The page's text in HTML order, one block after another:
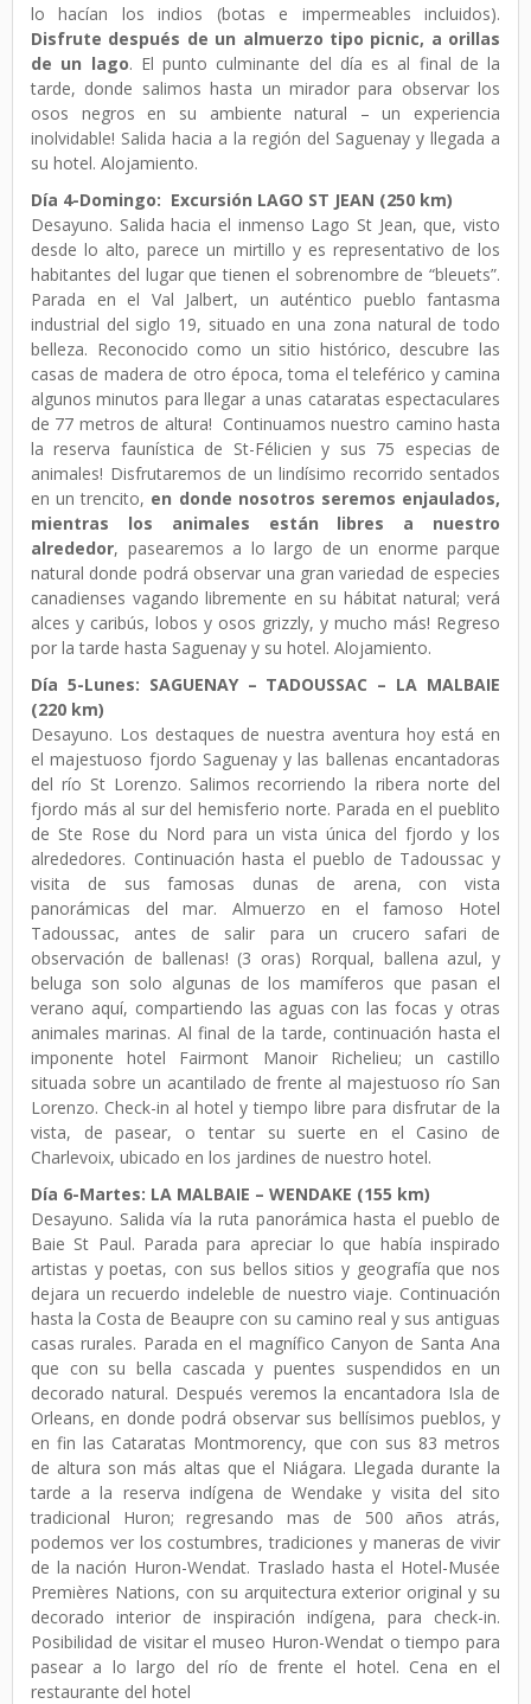
lo hacían los indios (botas e impermeables incluidos).
Disfrute después de un almuerzo tipo picnic, a orillas
de un lago. El punto culminante del día es al final de la
tarde, donde salimos hasta un mirador para observar los
osos negros en su ambiente natural – un experiencia
inolvidable! Salida hacia a la región del Saguenay y llegada a
su hotel. Alojamiento.
Día 4-Domingo: Excursión LAGO ST JEAN (250 km)
Desayuno. Salida hacia el inmenso Lago St Jean, que, visto
desde lo alto, parece un mirtillo y es representativo de los
habitantes del lugar que tienen el sobrenombre de “bleuets”.
Parada en el Val Jalbert, un auténtico pueblo fantasma
industrial del siglo 19, situado en una zona natural de todo
belleza. Reconocido como un sitio histórico, descubre las
casas de madera de otro época, toma el teleférico y camina
algunos minutos para llegar a unas cataratas espectaculares
de 77 metros de altura! Continuamos nuestro camino hasta
la reserva faunística de St-Félicien y sus 75 especias de
animales! Disfrutaremos de un lindísimo recorrido sentados
en un trencito, en donde nosotros seremos enjaulados,
mientras los animales están libres a nuestro
alrededor, pasearemos a lo largo de un enorme parque
natural donde podrá observar una gran variedad de especies
canadienses vagando libremente en su hábitat natural; verá
alces y caribús, lobos y osos grizzly, y mucho más! Regreso
por la tarde hasta Saguenay y su hotel. Alojamiento.
Día 5-Lunes: SAGUENAY – TADOUSSAC – LA MALBAIE
(220 km)
Desayuno. Los destaques de nuestra aventura hoy está en
el majestuoso fjordo Saguenay y las ballenas encantadoras
del río St Lorenzo. Salimos recorriendo la ribera norte del
fjordo más al sur del hemisferio norte. Parada en el pueblito
de Ste Rose du Nord para un vista única del fjordo y los
alrededores. Continuación hasta el pueblo de Tadoussac y
visita de sus famosas dunas de arena, con vista
panorámicas del mar. Almuerzo en el famoso Hotel
Tadoussac, antes de salir para un crucero safari de
observación de ballenas! (3 oras) Rorqual, ballena azul, y
beluga son solo algunas de los mamíferos que pasan el
verano aquí, compartiendo las aguas con las focas y otras
animales marinas. Al final de la tarde, continuación hasta el
imponente hotel Fairmont Manoir Richelieu; un castillo
situada sobre un acantilado de frente al majestuoso río San
Lorenzo. Check-in al hotel y tiempo libre para disfrutar de la
vista, de pasear, o tentar su suerte en el Casino de
Charlevoix, ubicado en los jardines de nuestro hotel.
Día 6-Martes: LA MALBAIE – WENDAKE (155 km)
Desayuno. Salida vía la ruta panorámica hasta el pueblo de
Baie St Paul. Parada para apreciar lo que había inspirado
artistas y poetas, con sus bellos sitios y geografía que nos
dejara un recuerdo indeleble de nuestro viaje. Continuación
hasta la Costa de Beaupre con su camino real y sus antiguas
casas rurales. Parada en el magnífico Canyon de Santa Ana
que con su bella cascada y puentes suspendidos en un
decorado natural. Después veremos la encantadora Isla de
Orleans, en donde podrá observar sus bellísimos pueblos, y
en fin las Cataratas Montmorency, que con sus 83 metros
de altura son más altas que el Niágara. Llegada durante la
tarde a la reserva indígena de Wendake y visita del sito
tradicional Huron; regresando mas de 500 años atrás,
podemos ver los costumbres, tradiciones y maneras de vivir
de la nación Huron-Wendat. Traslado hasta el Hotel-Musée
Premières Nations, con su arquitectura exterior original y su
decorado interior de inspiración indígena, para check-in.
Posibilidad de visitar el museo Huron-Wendat o tiempo para
pasear a lo largo del río de frente el hotel. Cena en el
restaurante del hotel